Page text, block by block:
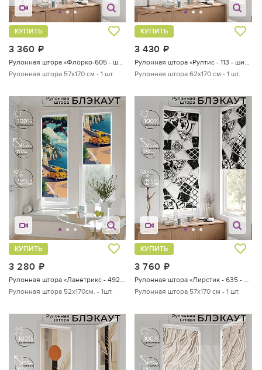
3 360
КУПИТЬ
Рулонная штора «Флорко-605 - ширина 57 см, длина 170 см.»
Рулонная штора 57х170 см - 1 шт.
3 430
КУПИТЬ
Рулонная штора «Рултис - 113 - ширина 62 см»
Рулонная штора 62х170 см - 1 шт.
3 280
КУПИТЬ
Рулонная штора «Ланетрикс - 492 - ширина 52 см»
Рулонная штора 52х170см. - 1шт.
3 760
КУПИТЬ
Рулонная штора «Лирстик - 635 - 57 см»
Рулонная штора 57х170 см - 1 шт.